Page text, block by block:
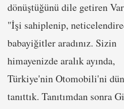
dönüştüğünü dile getiren
"İşi sahiplenip,
babayiğitler aradınız. Sizin
himayenizde aralık ayında,
Türkiye'nin Otomobili'ni
tanıttık. Tanıtımdan sonra